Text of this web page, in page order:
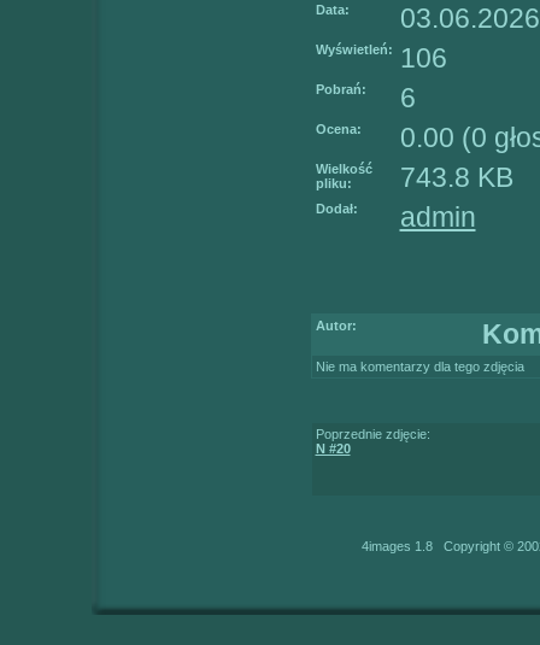
Data:
Wyświetleń: 106
Pobrań: 6
Ocena: 0.00 (0
Wielkość
pliku:
743.8 KB
Dodał: admin
Autor:
Nie ma komentarzy dla tego zdjęcia
Poprzednie zdjęcie:
N #20
4images 1.8 Copyright ©